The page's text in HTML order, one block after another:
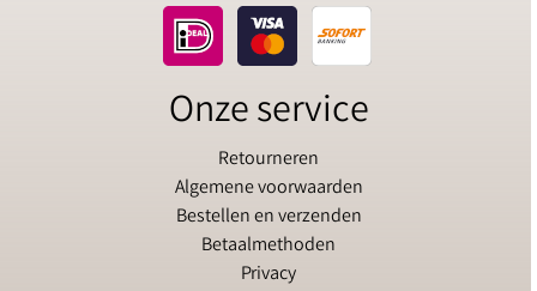
Onze service
Retourneren
Algemene voorwaarden
Bestellen en verzenden
Betaalmethoden
Privacy